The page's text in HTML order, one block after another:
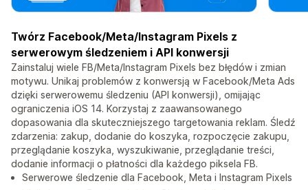
Twórz Facebook/Meta/Instagram Pixels z
serwerowym śledzeniem i API konwersji
Zainstaluj wiele FB/Meta/Instagram Pixels bez błędów i zmian
motywu. Unikaj problemów z konwersją w Facebook/Meta Ads
dzięki serwerowemu śledzeniu (API konwersji), omijając
ograniczenia iOS 14. Korzystaj z zaawansowanego
dopasowania dla skuteczniejszego targetowania reklam. Śledź
zdarzenia: zakup, dodanie do koszyka, rozpoczęcie zakupu,
przeglądanie koszyka, wyszukiwanie, przeglądanie treści,
dodanie informacji o płatności dla każdego piksela FB.
Serwerowe śledzenie dla Facebook, Meta i Instagram Pixels